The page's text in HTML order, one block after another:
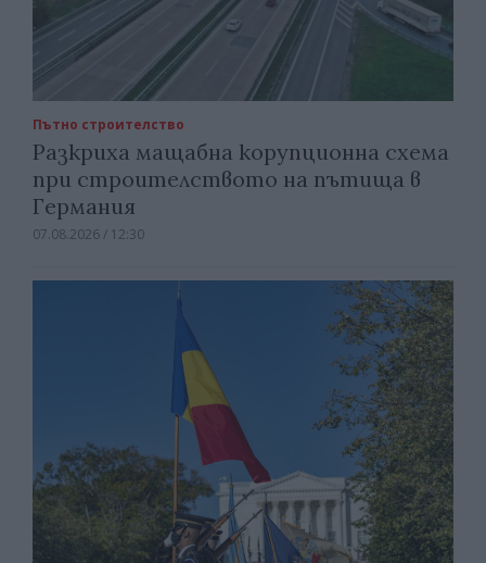
Пътно строителство
Разкриха мащабна корупционна схема
при строителството на пътища в
Германия
07.08.2026 / 12:30